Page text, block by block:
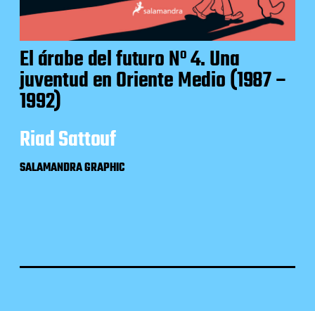
El árabe del futuro Nº 4. Una
juventud en Oriente Medio (1987 –
1992)
Riad Sattouf
SALAMANDRA GRAPHIC